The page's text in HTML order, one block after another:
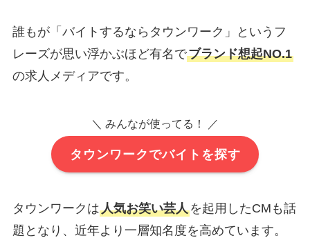
誰もが「バイトするならタウンワーク」というフ
レーズが思い浮かぶほど有名でブランド想起NO.1
の求人メディアです。
＼ みんなが使ってる！ ／
タウンワークでバイトを探す
タウンワークは人気お笑い芸人を起用したCMも話
題となり、近年より一層知名度を高めています。